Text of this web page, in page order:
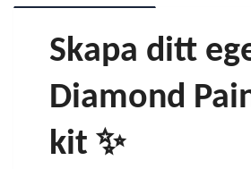
Skapa ditt
Diamond
kit ✨